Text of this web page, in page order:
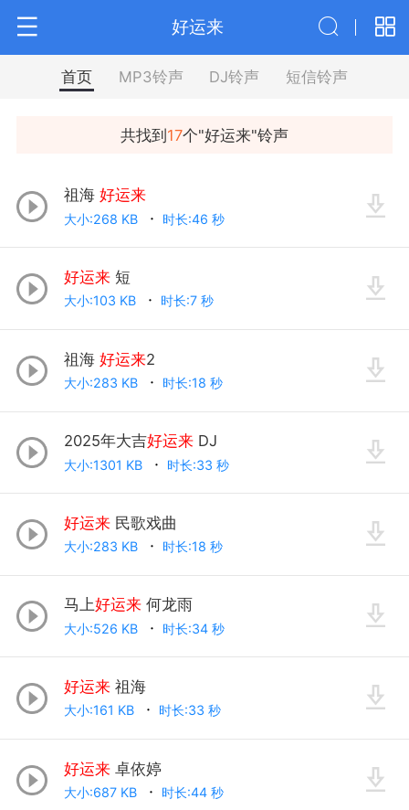
好运来
首页 MP3铃声 DJ铃声 短信铃声
共找到17个"好运来"铃声
祖海 好运来
大小:268 KB 时长:46 秒
好运来短
大小:103 KB 时长:7 秒
祖海 好运来2
大小:283 KB 时长:18 秒
2025年大吉好运来DJ
大小:1301 KB 时长:33 秒
好运来民歌戏曲
大小:283 KB 时长:18 秒
马上好运来何龙雨
大小:526 KB 时长:34 秒
好运来祖海
大小:161 KB 时长:33 秒
好运来卓依婷
大小:687 KB 时长:44 秒